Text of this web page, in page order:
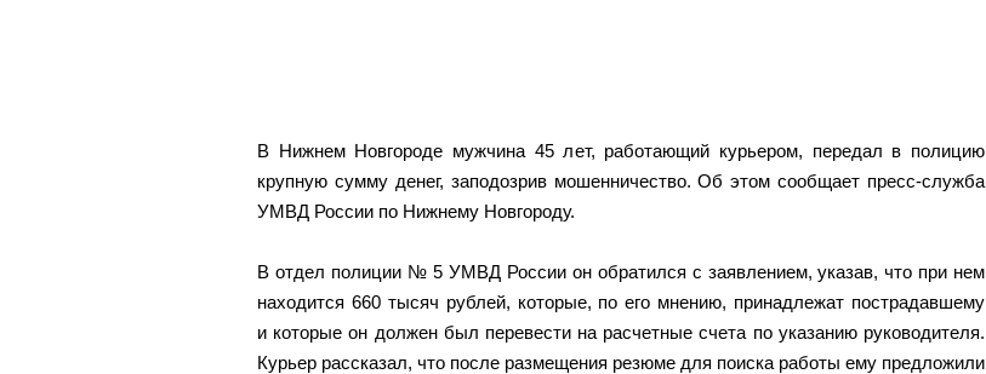
В Нижнем Новгороде мужчина 45 лет, работающий курьером, передал в полицию
крупную сумму денег, заподозрив мошенничество. Об этом сообщает пресс-служба
УМВД России по Нижнему Новгороду.
В отдел полиции № 5 УМВД России он обратился с заявлением, указав, что при нем
находится 660 тысяч рублей, которые, по его мнению, принадлежат пострадавшему
и которые он должен был перевести на расчетные счета по указанию руководителя.
Курьер рассказал, что после размещения резюме для поиска работы ему предложили